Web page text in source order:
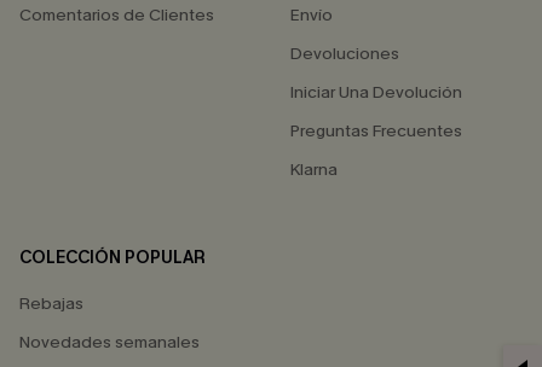
Comentarios de Clientes
Envío
Devoluciones
Iniciar Una Devolución
Preguntas Frecuentes
Klarna
COLECCIÓN POPULAR
Rebajas
Novedades semanales